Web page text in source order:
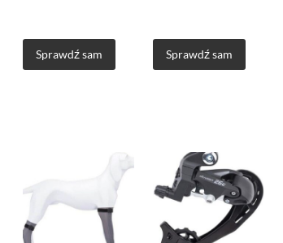
Sprawdź sam Sprawdź sam